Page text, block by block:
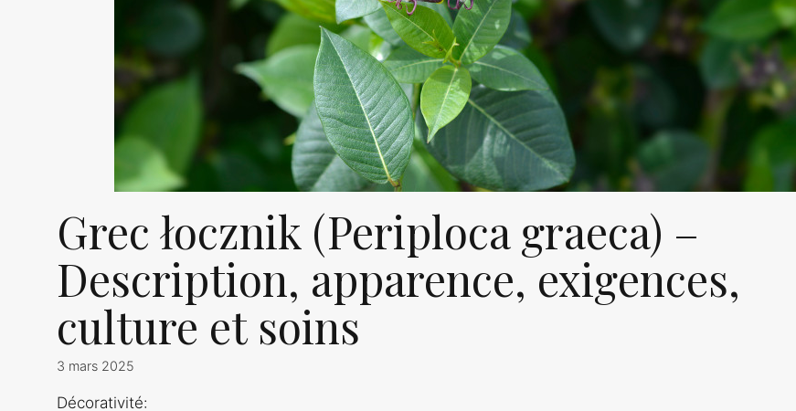
Grec łocznik (Periploca graeca) –
Description, apparence, exigences,
culture et soins
3 mars 2025
Décorativité: